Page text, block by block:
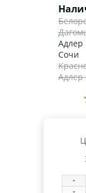
Адлер
Сочи
Адлер